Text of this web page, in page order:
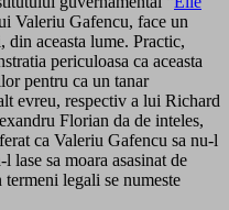
Valeriu Gafencu, face un
aceasta lume. Practic,
periculoasa ca aceasta
pentru ca un tanar
evreu, respectiv a lui Richard
Florian da de inteles,
ca Valeriu Gafencu sa nu-l
lase sa moara asasinat de
legali se numeste